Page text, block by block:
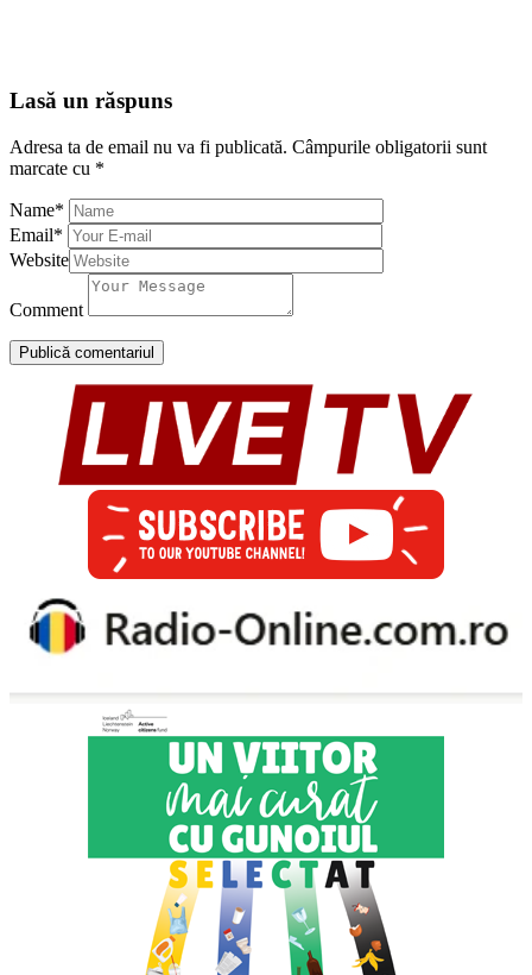
Lasă un răspuns
Adresa ta de email nu va fi publicată. Câmpurile obligatorii sunt
marcate cu *
Name*
Email*
Website
Comment